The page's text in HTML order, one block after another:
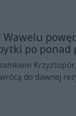
wydarzenia
do
i Gminy
z bogatej
do różnych grup
po ponad
do dawnej
Jana